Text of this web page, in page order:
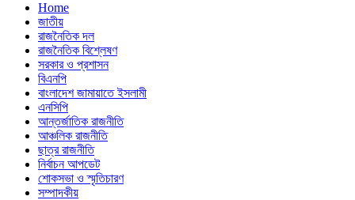
Home
জাতীয়
রাজনৈতিক দল
রাজনৈতিক বিশ্লেষণ
সরকার ও প্রশাসন
বিএনপি
বাংলাদেশ জামায়াতে ইসলামী
এনসিপি
আন্তর্জাতিক রাজনীতি
আঞ্চলিক রাজনীতি
ছাত্র রাজনীতি
নির্বাচন আপডেট
শোকসভা ও স্মৃতিচারণ
সম্পাদকীয়